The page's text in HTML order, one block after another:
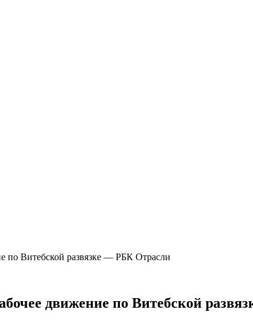
по Витебской развязке — РБК Отрасли
движение по Витебской